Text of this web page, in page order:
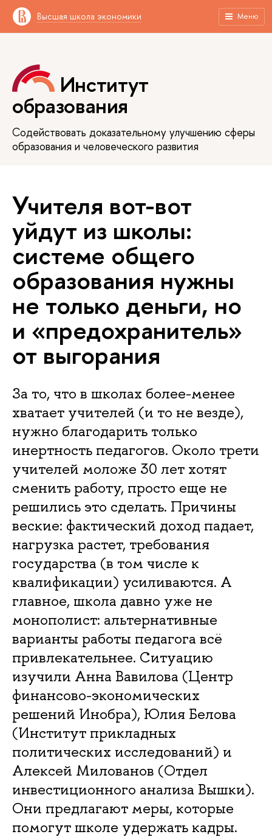
Высшая школа экономики Меню
Институт
образования
Содействовать доказательному улучшению сферы
образования и человеческого развития
Учителя вот-вот
уйдут из школы:
системе общего
образования нужны
не только деньги, но
и «предохранитель»
от выгорания
За то, что в школах более-менее
хватает учителей (и то не везде),
нужно благодарить только
инертность педагогов. Около трети
учителей моложе 30 лет хотят
сменить работу, просто еще не
решились это сделать. Причины
веские: фактический доход падает,
нагрузка растет, требования
государства (в том числе к
квалификации) усиливаются. А
главное, школа давно уже не
монополист: альтернативные
варианты работы педагога всё
привлекательнее. Ситуацию
изучили Анна Вавилова (Центр
финансово-экономических
решений Инобра), Юлия Белова
(Институт прикладных
политических исследований) и
Алексей Милованов (Отдел
инвестиционного анализа Вышки).
Они предлагают меры, которые
помогут школе удержать кадры.